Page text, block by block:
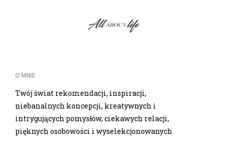
O MNIE
Twój świat rekomendacji, inspiracji,
niebanalnych koncepcji, kreatywnych i
intrygujących pomysłów, ciekawych relacji,
pięknych osobowości i wyselekcjonowanych